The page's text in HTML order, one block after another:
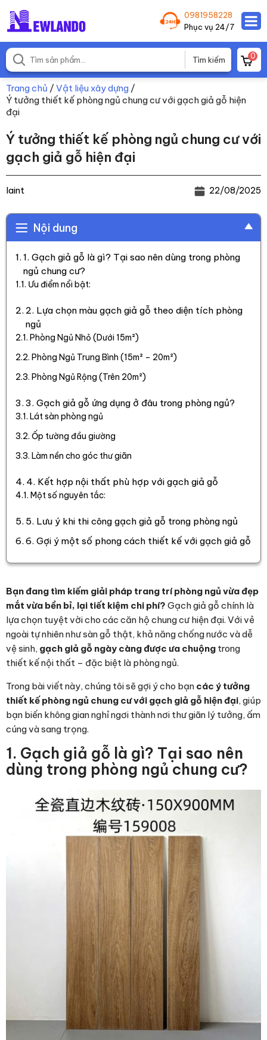
0981958228
Phục vụ 24/7
0
Trang chủ / Vật liệu xây dựng /
Ý tưởng thiết kế phòng ngủ chung cư với gạch giả gỗ hiện
đại
Ý tưởng thiết kế phòng ngủ chung cư với
gạch giả gỗ hiện đại
laint 22/08/2025
Nội dung
1. Gạch giả gỗ là gì? Tại sao nên dùng trong phòng
ngủ chung cư?
Ưu điểm nổi bật:
2. Lựa chọn màu gạch giả gỗ theo diện tích phòng
ngủ
Phòng Ngủ Nhỏ (Dưới 15m²)
Phòng Ngủ Trung Bình (15m² – 20m²)
Phòng Ngủ Rộng (Trên 20m²)
3. Gạch giả gỗ ứng dụng ở đâu trong phòng ngủ?
Lát sàn phòng ngủ
Ốp tường đầu giường
Làm nền cho góc thư giãn
4. Kết hợp nội thất phù hợp với gạch giả gỗ
Một số nguyên tắc:
5. Lưu ý khi thi công gạch giả gỗ trong phòng ngủ
6. Gợi ý một số phong cách thiết kế với gạch giả gỗ
Bạn đang tìm kiếm giải pháp trang trí phòng ngủ vừa đẹp
mắt vừa bền bỉ, lại tiết kiệm chi phí? Gạch giả gỗ chính là
lựa chọn tuyệt vời cho các căn hộ chung cư hiện đại. Với vẻ
ngoài tự nhiên như sàn gỗ thật, khả năng chống nước và dễ
vệ sinh, gạch giả gỗ ngày càng được ưa chuộng trong
thiết kế nội thất – đặc biệt là phòng ngủ.
Trong bài viết này, chúng tôi sẽ gợi ý cho bạn các ý tưởng
thiết kế phòng ngủ chung cư với gạch giả gỗ hiện đại, giúp
bạn biến không gian nghỉ ngơi thành nơi thư giãn lý tưởng, ấm
cúng và sang trọng.
1. Gạch giả gỗ là gì? Tại sao nên
dùng trong phòng ngủ chung cư?